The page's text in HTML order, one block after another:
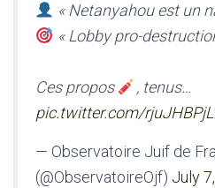
« Netanyahou est un
« Lobby pro-
Ces propos
, tenus…
pic.twitter.com/
— Observatoire Juif de
(@ObservatoireOjf) July